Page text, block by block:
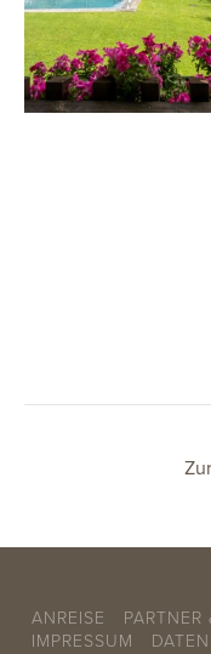
ANREISE
IMPRESSUM